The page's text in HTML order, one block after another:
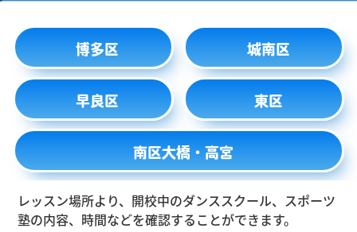
博多区 城南区
早良区 東区
南区大橋・高宮
レッスン場所より、開校中のダンススクール、スポーツ
塾の内容、時間などを確認することができます。